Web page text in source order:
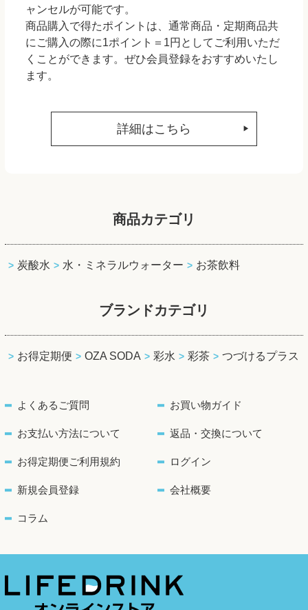
ャンセルが可能です。
商品購入で得たポイントは、通常商品・定期商品共
にご購入の際に1ポイント＝1円としてご利用いただ
くことができます。ぜひ会員登録をおすすめいたし
ます。
詳細はこちら
商品カテゴリ
炭酸水 水・ミネラルウォーター お茶飲料
ブランドカテゴリ
お得定期便 OZA SODA 彩水 彩茶 つづけるプラス
よくあるご質問 お買い物ガイド
お支払い方法について 返品・交換について
お得定期便ご利用規約 ログイン
新規会員登録 会社概要
コラム